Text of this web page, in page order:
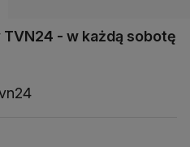
- w każdą sobotę